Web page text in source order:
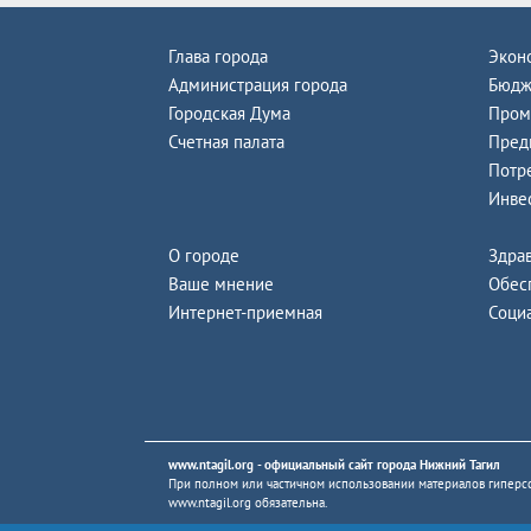
Глава города
Администрация города
Городская Дума
Счетная палата
О городе
Ваше мнение
Интернет-приемная
www.ntagil.org - официальный сайт города Нижний Тагил
При полном или частичном использовании материалов
www.ntagil.org обязательна.